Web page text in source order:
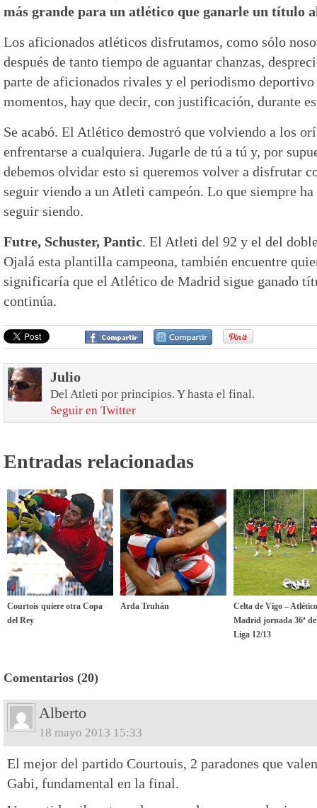
más grande para un atlético que ganarle un título
Los aficionados atléticos disfrutamos, como sólo
después de tanto tiempo de aguantar chanzas,
parte de aficionados rivales y el periodismo deportivo
momentos, hay que decir, con justificación, durante
Se acabó. El Atlético demostró que volviendo a los
enfrentarse a cualquiera. Jugarle de tú a tú y, por
debemos olvidar esto si queremos volver a disfrutar
seguir viendo a un Atleti campeón. Lo que siempre
seguir siendo.
Futre, Schuster, Pantic. El Atleti del 92 y el del
Ojalá esta plantilla campeona, también encuentre
significaría que el Atlético de Madrid sigue ganado
continúa.
Julio
Del Atleti por principios. Y hasta el final.
Seguir en Twitter
Entradas relacionadas
Courtois quiere otra Copa
del Rey
Arda Truhán
Celta de Vigo –
Madrid jornada 36ª
Liga 12/13
Comentarios (20)
Alberto
18 mayo 2013 15:33
El mejor del partido Courtouis, 2 paradones que
Gabi, fundamental en la final.